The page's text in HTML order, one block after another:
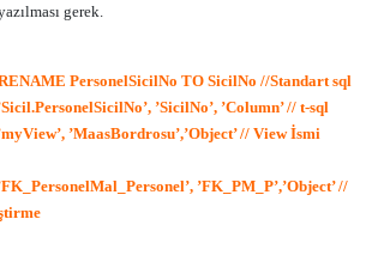
gerek.
PersonelSicilNo TO SicilNo //Standart sql
’SicilNo’, ’Column’ // t-sql
’MaasBordrosu’,’Object’ // View İsmi
’FK_PM_P’,’Object’ //